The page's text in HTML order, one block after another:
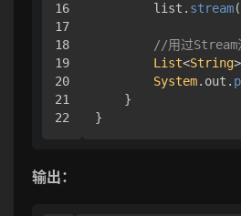
16
17
18
19
20
21
        list.
stream
//用过Stream
List<String
System. out .
    }
}
输出：